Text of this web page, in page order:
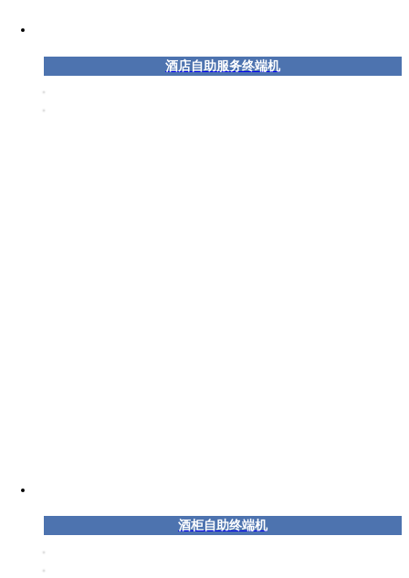
酒店自助服务终端机
酒柜自助终端机